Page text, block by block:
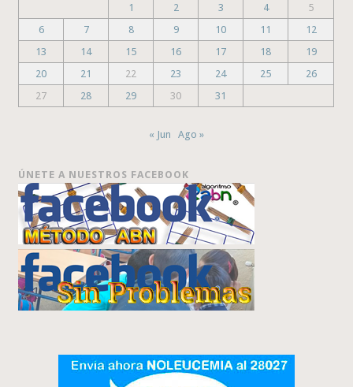
1
2 3 4
5
6
7 8 9 10 11
12
13
14 15 16 17 18
19
20
21 22 23 24 25
26
27
28 29 30 31
« Jun Ago »
ÚNETE A NUESTROS FACEBOOK